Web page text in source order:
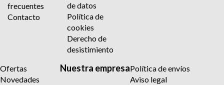
frecuentes
Contacto
de datos
Política de
cookies
Derecho de
desistimiento
Ofertas
Novedades
Nuestra empresaPolítica de envíos
Aviso legal